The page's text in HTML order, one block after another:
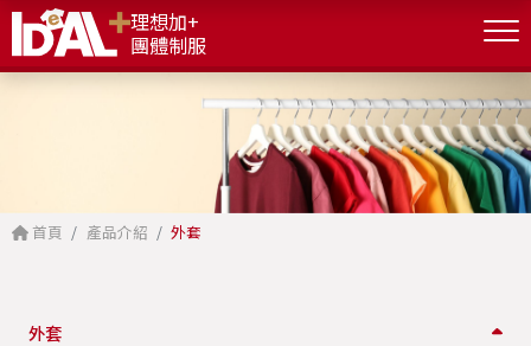
理想加+
團體制服
首頁 產品介紹 外套
外套